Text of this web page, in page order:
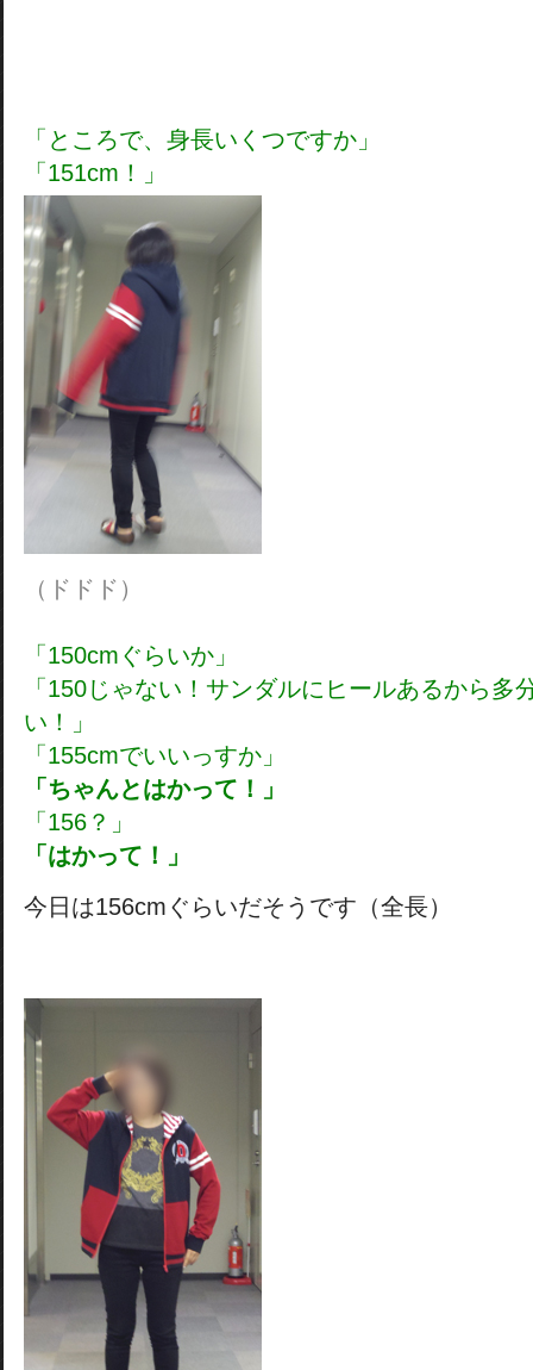
「ところで、身長いくつですか」
「151cm！」
（ドドド）
「150cmぐらいか」
「150じゃない！サンダルにヒールあるから多
い！」
「155cmでいいっすか」
「ちゃんとはかって！」
「156？」
「はかって！」
今日は156cmぐらいだそうです（全長）